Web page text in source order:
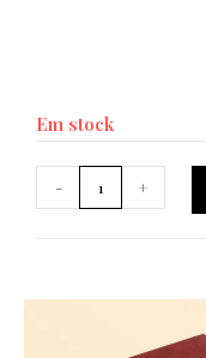
Em stock
- +